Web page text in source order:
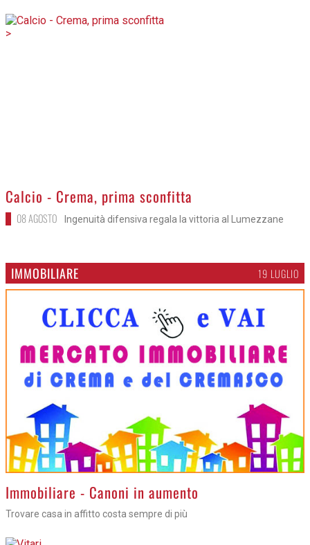
>
Calcio - Crema, prima sconfitta
08 AGOSTO Ingenuità difensiva regala la vittoria al Lumezzane
IMMOBILIARE 19 LUGLIO
>Immobiliare - Canoni in aumento
Trovare casa in affitto costa sempre di più